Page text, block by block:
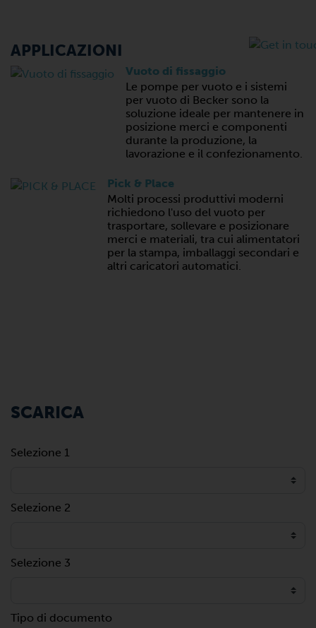
APPLICAZIONI
Vuoto di fissaggio
Le pompe per vuoto e i sistemi
per vuoto di Becker sono la
soluzione ideale per mantenere in
posizione merci e componenti
durante la produzione, la
lavorazione e il confezionamento.
Pick & Place
Molti processi produttivi moderni
richiedono l'uso del vuoto per
trasportare, sollevare e posizionare
merci e materiali, tra cui alimentatori
per la stampa, imballaggi secondari e
altri caricatori automatici.
SCARICA
Selezione 1
Selezione 2
Selezione 3
Tipo di documento